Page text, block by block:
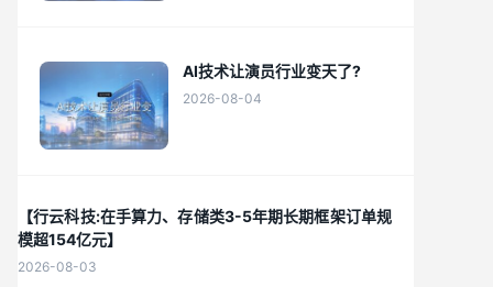
AI技术让演员行业变天了?
2026-08-04
【行云科技:在手算力、存储类3-5年期长期框架订单规
模超154亿元】
2026-08-03